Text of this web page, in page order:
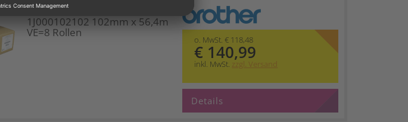
Brother BDE Endlosetiketten
1J000102102 102mm x 56,4m
VE=8 Rollen
o. MwSt. € 118,48
€ 140,99
inkl. MwSt. zzgl. Versand
Details